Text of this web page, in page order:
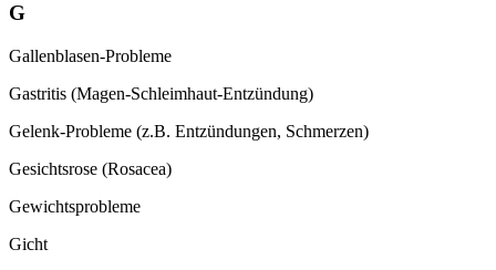
G
Gallenblasen-Probleme
Gastritis (Magen-Schleimhaut-Entzündung)
Gelenk-Probleme (z.B. Entzündungen, Schmerzen)
Gesichtsrose (Rosacea)
Gewichtsprobleme
Gicht